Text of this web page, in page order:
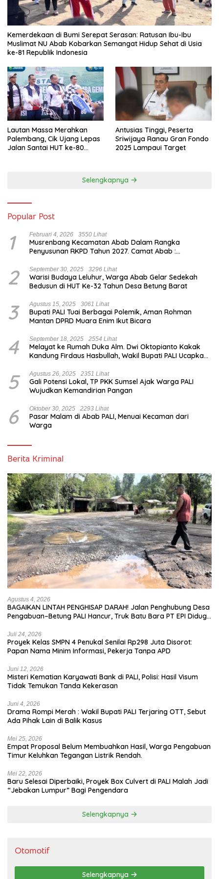
Kemerdekaan di Bumi Serepat Serasan: Ratusan Ibu-Ibu
Muslimat NU Abab Kobarkan Semangat Hidup Sehat di Usia
ke-81 Republik Indonesia
Lautan Massa Merahkan
Palembang, Cik Ujang Lepas
Jalan Santai HUT ke-80
Antusias Tinggi, Peserta
Sriwijaya Ranau Gran Fondo
2025 Lampaui Target
Selengkapnya
Popular Post
1 Februari 4, 2026 3550 Lihat
Musrenbang Kecamatan Abab Dalam Rangka
Penyusunan RKPD Tahun 2027. Camat Abab :
2 September 30, 2025 3296 Lihat
Warisi Budaya Leluhur, Warga Abab Gelar Sedekah
Bedusun di HUT Ke-32 Tahun Desa Betung Barat
3 Agustus 15, 2025 3061 Lihat
Bupati PALI Tuai Berbagai Polemik, Aman Rohman
Mantan DPRD Muara Enim Ikut Bicara
4 September 18, 2025 2554 Lihat
Melayat ke Rumah Duka Alm. Dwi Oktopianto Kakak
Kandung Firdaus Hasbullah, Wakil Bupati PALI Ucapkan
5 Agustus 26, 2025 2351 Lihat
Gali Potensi Lokal, TP PKK Sumsel Ajak Warga PALI
Wujudkan Kemandirian Pangan
6 Oktober 30, 2025 2293 Lihat
Pasar Malam di Abab PALI, Menuai Kecaman dari
Warga
Berita Kriminal
Agustus 4, 2026
BAGAIKAN LINTAH PENGHISAP DARAH! Jalan Penghubung Desa
Pengabuan–Betung PALI Hancur, Truk Batu Bara PT EPI Diduga
Juli 24, 2026
Proyek Kelas SMPN 4 Penukal Senilai Rp298 Juta Disorot:
Papan Nama Minim Informasi, Pekerja Tanpa APD
Juni 12, 2026
Misteri Kematian Karyawati Bank di PALI, Polisi: Hasil Visum
Tidak Temukan Tanda Kekerasan
Juni 4, 2026
Drama Rompi Merah : Wakil Bupati PALI Terjaring OTT, Sebut
Ada Pihak Lain di Balik Kasus
Mei 25, 2026
Empat Proposal Belum Membuahkan Hasil, Warga Pengabuan
Timur Keluhkan Tegangan Listrik Rendah.
Mei 22, 2026
Baru Selesai Diperbaiki, Proyek Box Culvert di PALI Malah Jadi
“Jebakan Lumpur” Bagi Pengendara
Selengkapnya
Otomotif
Selengkapnya